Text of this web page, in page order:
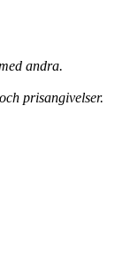
andra.
prisangivelser.